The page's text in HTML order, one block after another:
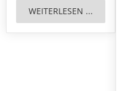
WEITERLESEN ...